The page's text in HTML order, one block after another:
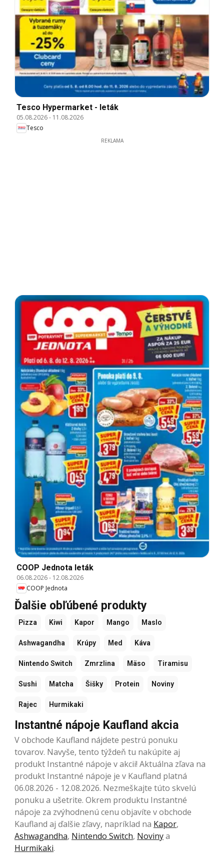
Tesco Hypermarket - leták
05.08.2026- 11.08.2026
Tesco
REKLAMA
COOP Jednota leták
06.08.2026- 12.08.2026
COOP Jednota
Ďalšie obľúbené produkty
Pizza Kiwi Kapor Mango Maslo
Ashwagandha Krúpy Med Káva
Nintendo Switch Zmrzlina Mäso Tiramisu
Sushi Matcha Šišky Protein Noviny
Rajec Hurmikaki
Instantné nápoje Kaufland akcia
V obchode Kaufland nájdete pestrú ponuku
tovarov. Navyše, tento týždeň tu nakúpite aj
produkt Instantné nápoje v akcii! Aktuálna zľava na
produkt Instantné nápoje je v Kaufland platná
06.08.2026 - 12.08.2026. Nezmeškajte túto skvelú
ponuku a ušetrite. Okrem produktu Instantné
nápoje za zvýhodnenú cenu objavíte v obchode
Kaufland aj ďalšie zľavy, napríklad na Kapor,
Ashwagandha, Nintendo Switch, Novinya
Hurmikaki.